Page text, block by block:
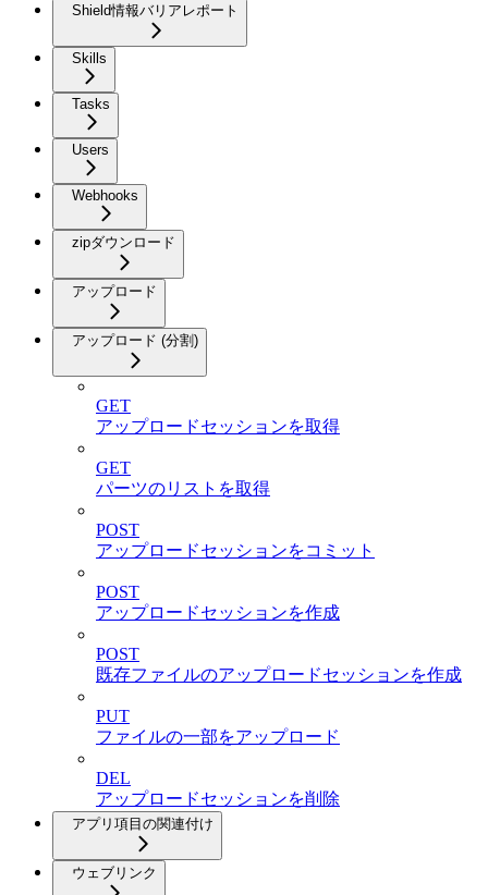
Shield情報バリアレポート
Skills
Tasks
Users
Webhooks
zipダウンロード
アップロード
アップロード (分割)
GET
アップロードセッションを取得
GET
パーツのリストを取得
POST
アップロードセッションをコミット
POST
アップロードセッションを作成
POST
既存ファイルのアップロードセッションを作成
PUT
ファイルの一部をアップロード
DEL
アップロードセッションを削除
アプリ項目の関連付け
ウェブリンク